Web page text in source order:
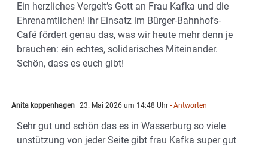
Ein herzliches Vergelt’s Gott an Frau Kafka und die
Ehrenamtlichen! Ihr Einsatz im Bürger-Bahnhofs-
Café fördert genau das, was wir heute mehr denn je
brauchen: ein echtes, solidarisches Miteinander.
Schön, dass es euch gibt!
Anita koppenhagen 23. Mai 2026 um 14:48 Uhr - Antworten
Sehr gut und schön das es in Wasserburg so viele
unstützung von jeder Seite gibt frau Kafka super gut